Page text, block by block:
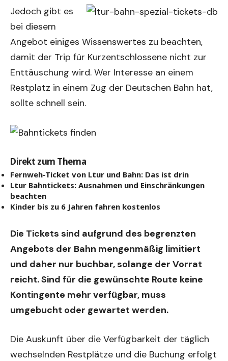
Jedoch gibt es
bei diesem
Angebot einiges Wissenswertes zu beachten,
damit der Trip für Kurzentschlossene nicht zur
Enttäuschung wird. Wer Interesse an einem
Restplatz in einem Zug der Deutschen Bahn hat,
sollte schnell sein.
Direkt zum Thema
Fernweh-Ticket von Ltur und Bahn: Das ist drin
Ltur Bahntickets: Ausnahmen und Einschränkungen
beachten
Kinder bis zu 6 Jahren fahren kostenlos
Die Tickets sind aufgrund des begrenzten
Angebots der Bahn mengenmäßig limitiert
und daher nur buchbar, solange der Vorrat
reicht. Sind für die gewünschte Route keine
Kontingente mehr verfügbar, muss
umgebucht oder gewartet werden.
Die Auskunft über die Verfügbarkeit der täglich
wechselnden Restplätze und die Buchung erfolgt